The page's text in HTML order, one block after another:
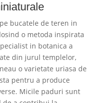
bucatele de teren in
o metoda inspirata
in botanica a
din jurul templelor,
o varietate uriasa de
pentru a produce
Micile paduri sunt